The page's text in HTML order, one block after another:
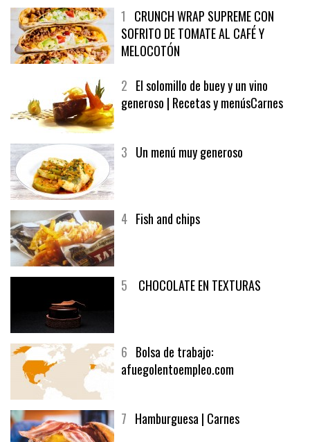
1CRUNCH WRAP SUPREME CON
SOFRITO DE TOMATE AL CAFÉ Y
MELOCOTÓN
2El solomillo de buey y un vino
6Bolsa de trabajo: